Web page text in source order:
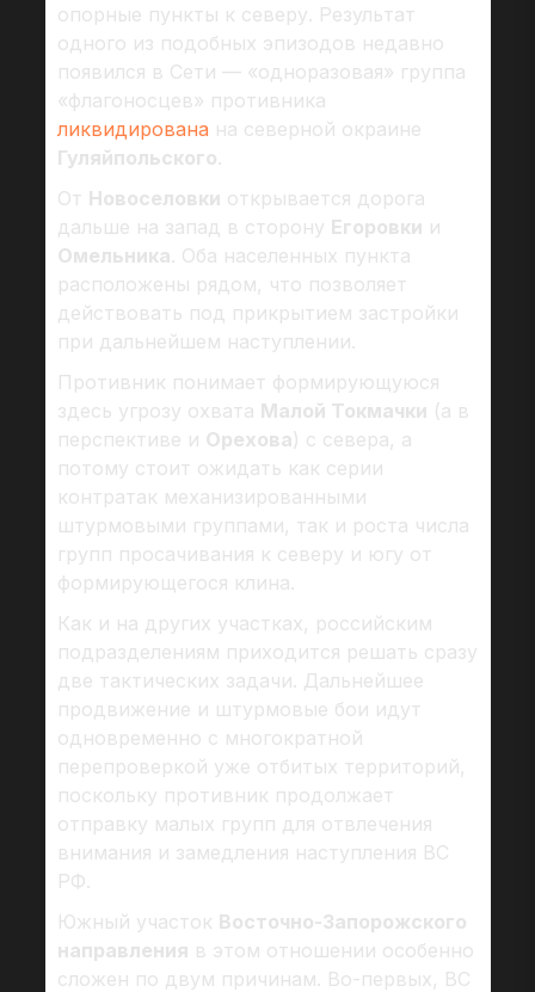
опорные пункты к северу. Результат
одного из подобных эпизодов недавно
появился в Сети — «одноразовая» группа
«флагоносцев» противника
ликвидирована на северной окраине
Гуляйпольского.
От Новоселовки открывается дорога
дальше на запад в сторону Егоровки и
Омельника. Оба населенных пункта
расположены рядом, что позволяет
действовать под прикрытием застройки
при дальнейшем наступлении.
Противник понимает формирующуюся
здесь угрозу охвата Малой Токмачки (а в
перспективе и Орехова) с севера, а
потому стоит ожидать как серии
контратак механизированными
штурмовыми группами, так и роста числа
групп просачивания к северу и югу от
формирующегося клина.
Как и на других участках, российским
подразделениям приходится решать сразу
две тактических задачи. Дальнейшее
продвижение и штурмовые бои идут
одновременно с многократной
перепроверкой уже отбитых территорий,
поскольку противник продолжает
отправку малых групп для отвлечения
внимания и замедления наступления ВС
РФ.
Южный участок Восточно-Запорожского
направления в этом отношении особенно
сложен по двум причинам. Во-первых, ВС